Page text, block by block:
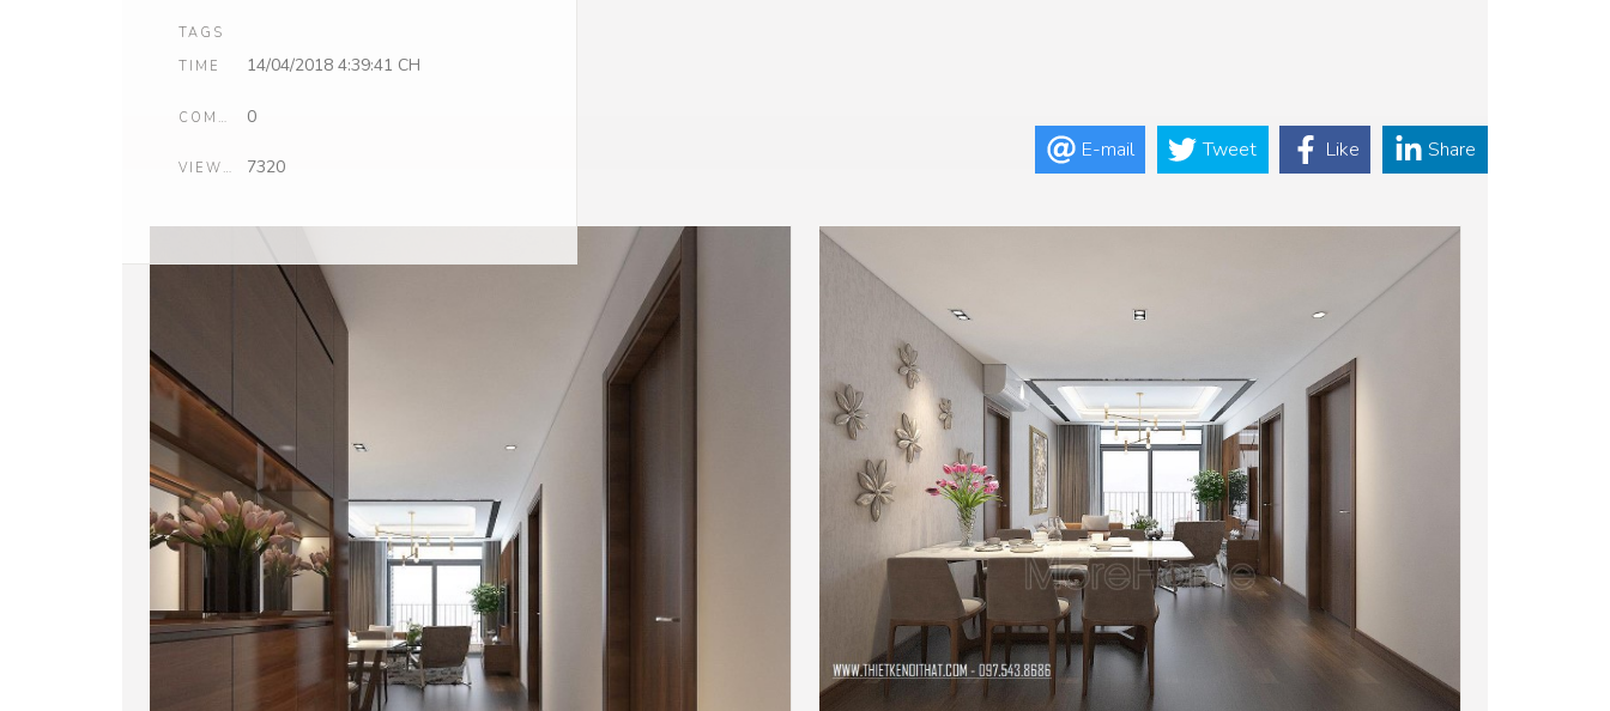
E-mail Tweet Like Share
TAGS
TIME
14/04/2018 4:39:41 CH
COMMENTS 0
VIEWCOUNT 7320